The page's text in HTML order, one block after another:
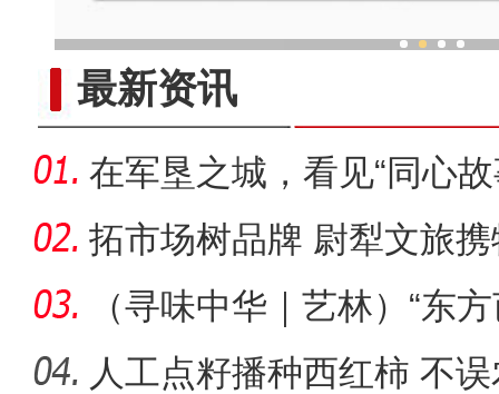
最新资讯
在军垦之城，看见“同心故
拓市场树品牌 尉犁文旅
届新疆春
（寻味中华｜艺林）“东
以“
人工点籽播种西红柿 不